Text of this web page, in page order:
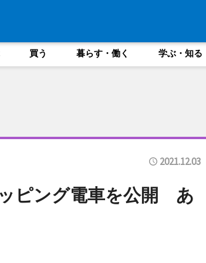
買う 暮らす・働く 学ぶ・知る
2021.12.03
ピング電車を公開 あ